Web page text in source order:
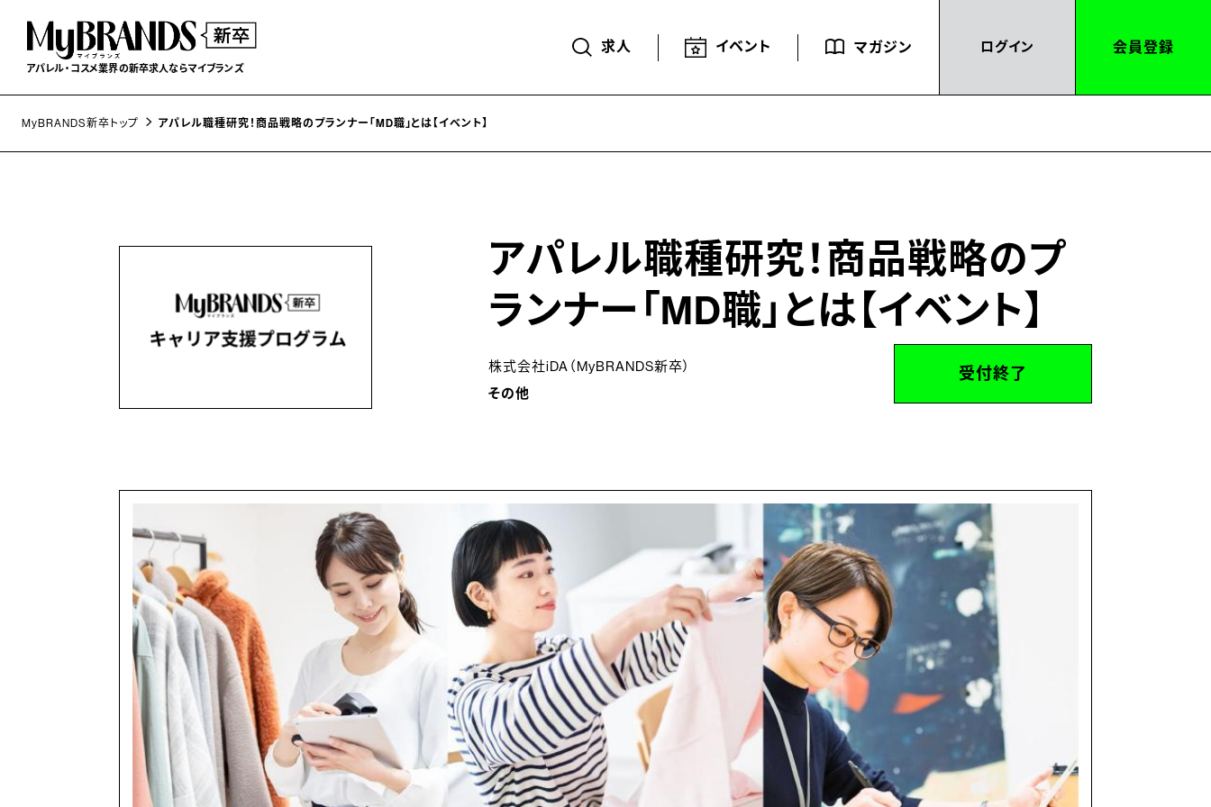
アパレル・コスメ業界の新卒求人ならマイブランズ
求人 イベント マガジン ログイン 会員登録
MyBRANDS新卒トップ アパレル職種研究！商品戦略のプランナー「MD職」とは【イベント】
アパレル職種研究！商品戦略のプ
ランナー「MD職」とは【イベント】
株式会社iDA（MyBRANDS新卒）
その他
受付終了